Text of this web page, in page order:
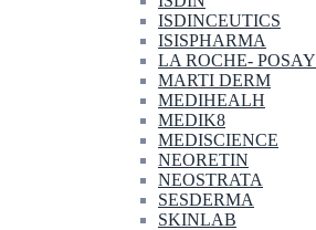
ISDINCEUTICS
ISISPHARMA
LA ROCHE- POSAY
MARTI DERM
MEDIHEALH
MEDIK8
MEDISCIENCE
NEORETIN
NEOSTRATA
SESDERMA
SKINLAB